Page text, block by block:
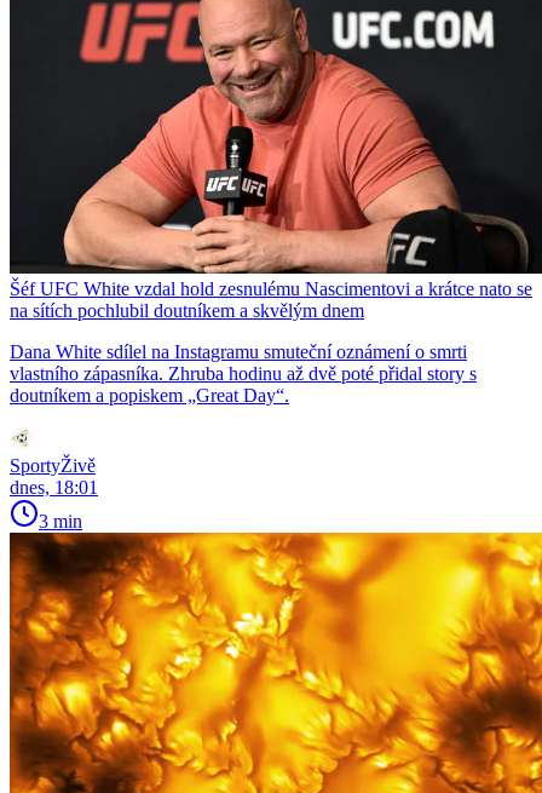
Šéf UFC White vzdal hold zesnulému Nascimentovi a krátce nato se
na sítích pochlubil doutníkem a skvělým dnem
Dana White sdílel na Instagramu smuteční oznámení o smrti
vlastního zápasníka. Zhruba hodinu až dvě poté přidal story s
doutníkem a popiskem „Great Day“.
SportyŽivě
dnes, 18:01
3 min